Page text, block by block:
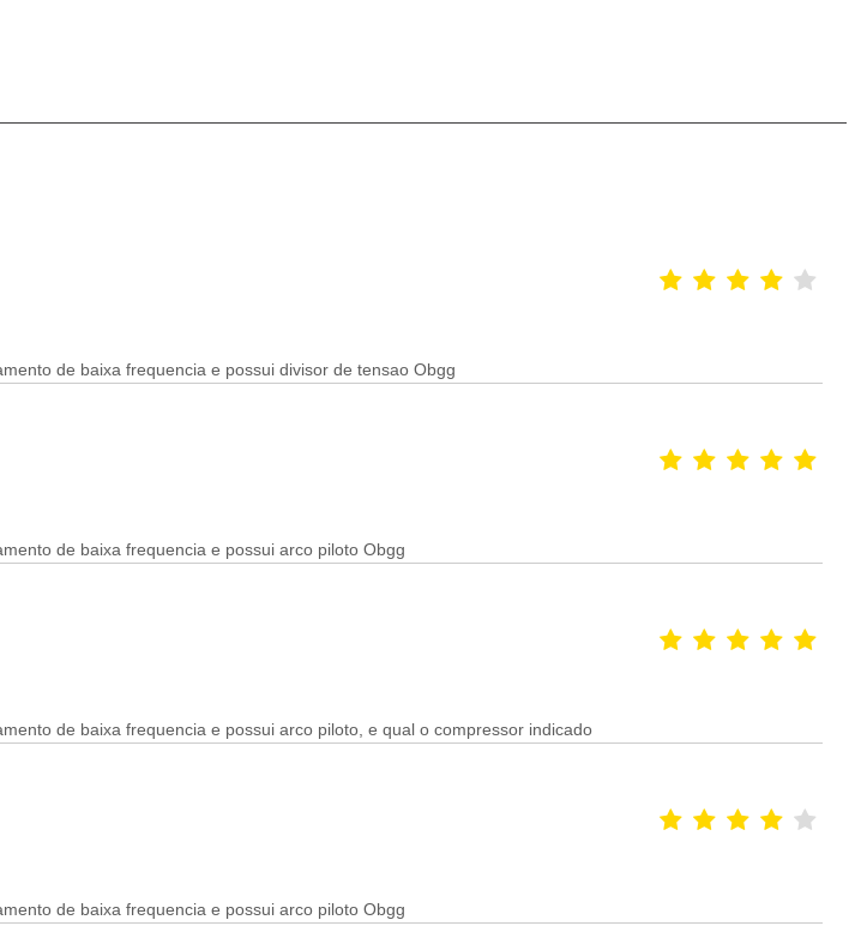
de baixa frequencia e possui divisor de tensao Obgg
de baixa frequencia e possui arco piloto Obgg
de baixa frequencia e possui arco piloto, e qual o compressor indicado
de baixa frequencia e possui arco piloto Obgg